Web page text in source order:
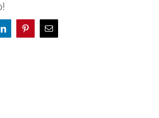
LinkedIn PinterestCorreo
electrónico